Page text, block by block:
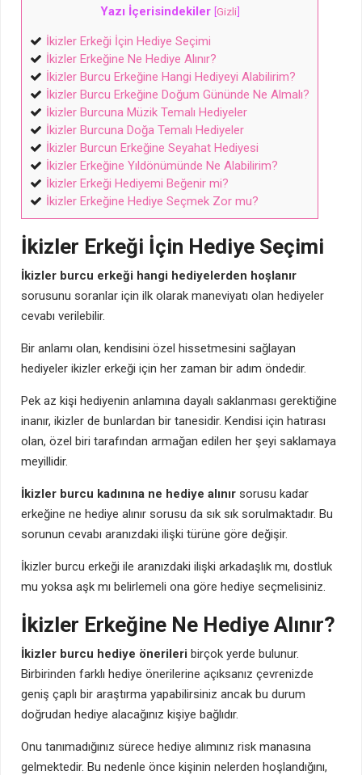
Yazı İçerisindekiler [Gizli]
İkizler Erkeği İçin Hediye Seçimi
İkizler Erkeğine Ne Hediye Alınır?
İkizler Burcu Erkeğine Hangi Hediyeyi Alabilirim?
İkizler Burcu Erkeğine Doğum Gününde Ne Almalı?
İkizler Burcuna Müzik Temalı Hediyeler
İkizler Burcuna Doğa Temalı Hediyeler
İkizler Burcun Erkeğine Seyahat Hediyesi
İkizler Erkeğine Yıldönümünde Ne Alabilirim?
İkizler Erkeği Hediyemi Beğenir mi?
İkizler Erkeğine Hediye Seçmek Zor mu?
İkizler Erkeği İçin Hediye Seçimi
İkizler burcu erkeği hangi hediyelerden hoşlanır
sorusunu soranlar için ilk olarak maneviyatı olan hediyeler
cevabı verilebilir.
Bir anlamı olan, kendisini özel hissetmesini sağlayan
hediyeler ikizler erkeği için her zaman bir adım öndedir.
Pek az kişi hediyenin anlamına dayalı saklanması gerektiğine
inanır, ikizler de bunlardan bir tanesidir. Kendisi için hatırası
olan, özel biri tarafından armağan edilen her şeyi saklamaya
meyillidir.
İkizler burcu kadınına ne hediye alınır sorusu kadar
erkeğine ne hediye alınır sorusu da sık sık sorulmaktadır. Bu
sorunun cevabı aranızdaki ilişki türüne göre değişir.
İkizler burcu erkeği ile aranızdaki ilişki arkadaşlık mı, dostluk
mu yoksa aşk mı belirlemeli ona göre hediye seçmelisiniz.
İkizler Erkeğine Ne Hediye Alınır?
İkizler burcu hediye önerileri birçok yerde bulunur.
Birbirinden farklı hediye önerilerine açıksanız çevrenizde
geniş çaplı bir araştırma yapabilirsiniz ancak bu durum
doğrudan hediye alacağınız kişiye bağlıdır.
Onu tanımadığınız sürece hediye alımınız risk manasına
gelmektedir. Bu nedenle önce kişinin nelerden hoşlandığını,